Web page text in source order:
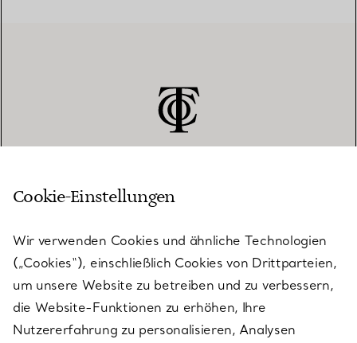
KUNDENSERVICE
SERVICES
ÜBER TIFFANY & CO.
Cookie-Einstellungen
Wir verwenden Cookies und ähnliche Technologien
(„Cookies“), einschließlich Cookies von Drittparteien,
um unsere Website zu betreiben und zu verbessern,
die Website-Funktionen zu erhöhen, Ihre
Nutzererfahrung zu personalisieren, Analysen